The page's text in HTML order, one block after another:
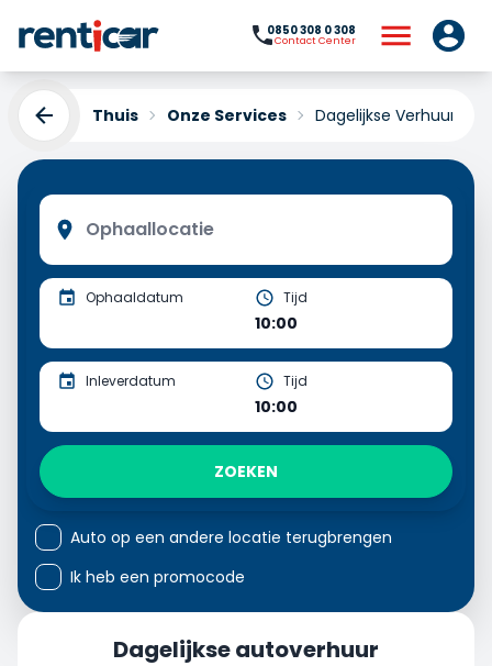
0850 308 0 308
Contact Center
Thuis Onze Services Dagelijkse Verhuur
Ophaaldatum Tijd
10:00
Inleverdatum Tijd
10:00
ZOEKEN
Auto op een andere locatie terugbrengen
Ik heb een promocode
Dagelijkse autoverhuur